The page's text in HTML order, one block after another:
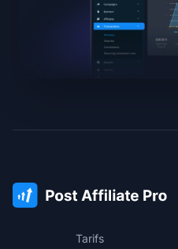
Tarifs